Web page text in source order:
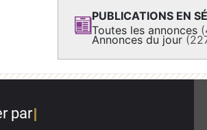
PUBLICATIONS EN
Toutes les annonces
Annonces du jour
par